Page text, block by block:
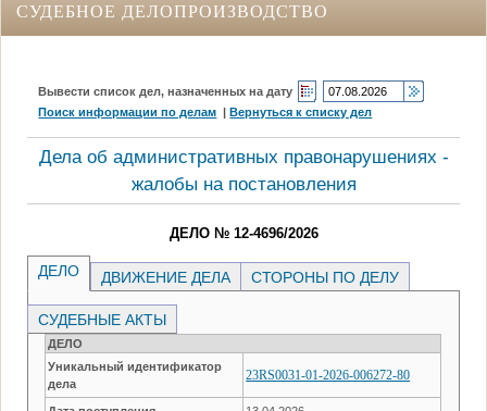
СУДЕБНОЕ ДЕЛОПРОИЗВОДСТВО
Вывести список дел, назначенных на дату
Поиск информации по делам |Вернуться к списку дел
Дела об административных правонарушениях -
жалобы на постановления
ДЕЛО № 12-4696/2026
ДЕЛО ДВИЖЕНИЕ ДЕЛА СТОРОНЫ ПО ДЕЛУ
СУДЕБНЫЕ АКТЫ
ДЕЛО
Уникальный идентификатор
дела
23RS0031-01-2026-006272-80